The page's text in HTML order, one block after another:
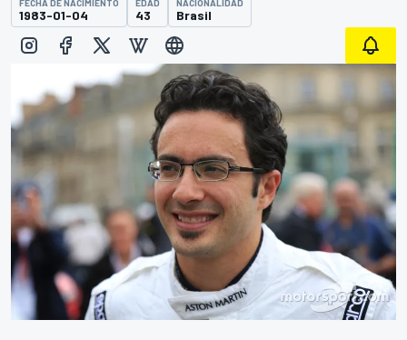
FECHA DE NACIMIENTO
1983-01-04
EDAD
43
NACIONALIDAD
Brasil